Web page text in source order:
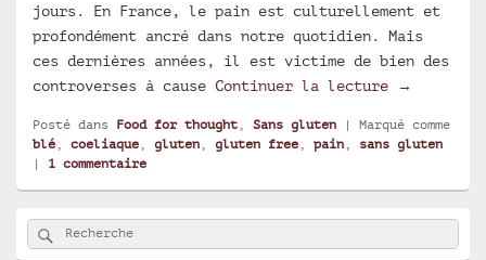
jours. En France, le pain est culturellement et
profondément ancré dans notre quotidien. Mais
ces dernières années, il est victime de bien des
controverses à cause Continuer la lecture Vous
→
Posté dans Food for thought , Sans gluten | Marqué comme
blé , coeliaque , gluten , gluten free , pain , sans gluten
| 1 commentaire
Zone
principale
de
Recherche :
Rechercher